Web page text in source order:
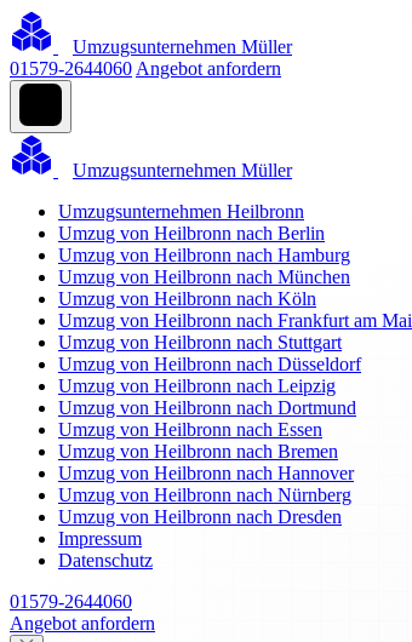
Umzugsunternehmen Müller
01579-2644060 Angebot anfordern
Umzugsunternehmen Müller
Umzugsunternehmen Heilbronn
Umzug von Heilbronn nach Berlin
Umzug von Heilbronn nach Hamburg
Umzug von Heilbronn nach München
Umzug von Heilbronn nach Köln
Umzug von Heilbronn nach Frankfurt am
Umzug von Heilbronn nach Stuttgart
Umzug von Heilbronn nach Düsseldorf
Umzug von Heilbronn nach Leipzig
Umzug von Heilbronn nach Dortmund
Umzug von Heilbronn nach Essen
Umzug von Heilbronn nach Bremen
Umzug von Heilbronn nach Hannover
Umzug von Heilbronn nach Nürnberg
Umzug von Heilbronn nach Dresden
Impressum
Datenschutz
01579-2644060
Angebot anfordern